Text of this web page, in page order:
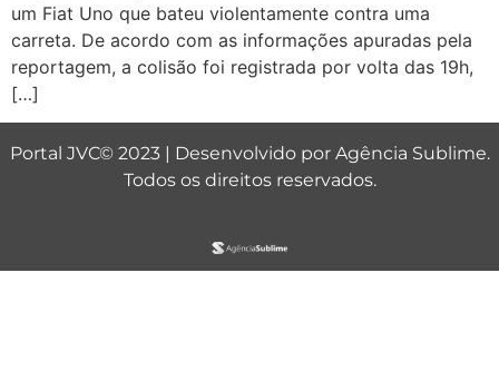
um Fiat Uno que bateu violentamente contra uma
carreta. De acordo com as informações apuradas pela
reportagem, a colisão foi registrada por volta das 19h,
[…]
Portal JVC© 2023 | Desenvolvido por Agência Sublime.
Todos os direitos reservados.